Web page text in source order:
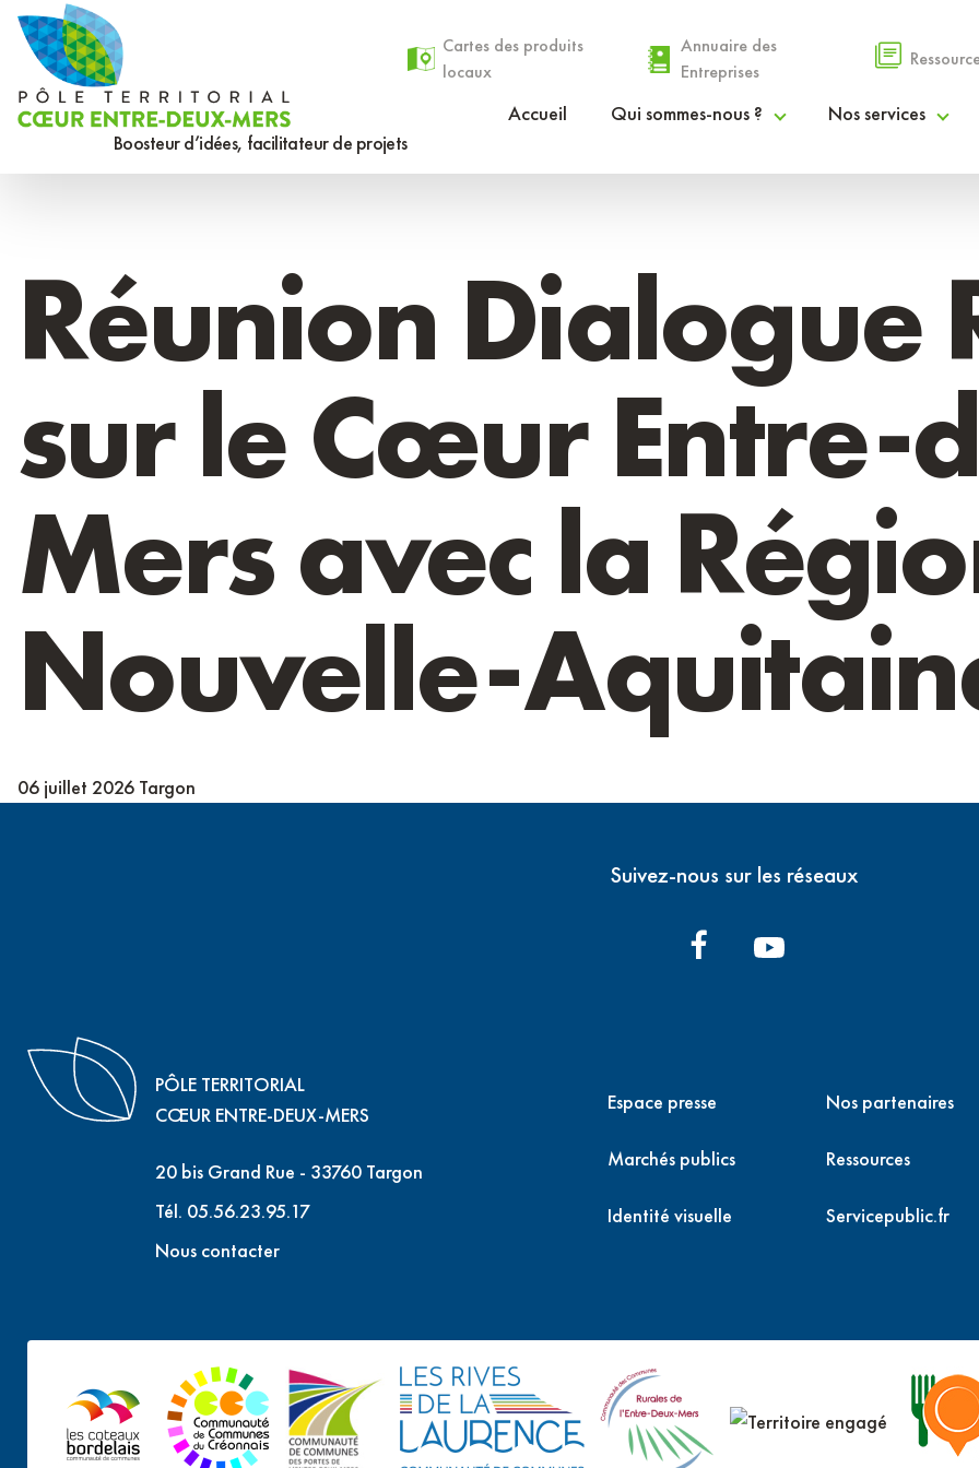
Aller
contenu
principal
Boosteur d’idées, facilitateur de projets
Cartes des produits
locaux
Annuaire des
Entreprises
Accueil Qui sommes-nous ?
Le PETR
Nos communautés de communes
Procès-verbaux et délibérations
Nos services
Espace Agri’Alim
Espace Droit des Sols
Espace Info Entreprendre
Espace Stratégies Territoriales
Espace Transition Ecologique
Notre ingéniérie mutualisée au service
Réunion Dialogue
sur le Cœur Entre-
Mers avec la
Nouvelle-
06 juillet 2026 Targon
Suivez-nous sur les réseaux
PÔLE TERRITORIAL
CŒUR ENTRE-DEUX-MERS
20 bis Grand Rue - 33760 Targon
Tél. 05.56.23.95.17
Nous contacter
Espace presse
Marchés publics
Identité visuelle
Nos partenaires
Ressources
Servicepublic.fr
Panneau de gestion des cookies